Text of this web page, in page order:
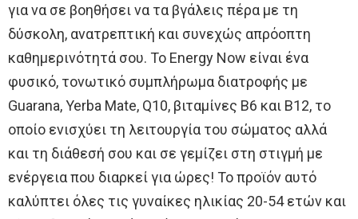
για να σε βοηθήσει να τα βγάλεις πέρα με τη
δύσκολη, ανατρεπτική και συνεχώς απρόοπτη
καθημερινότητά σου. Το Energy Now είναι ένα
φυσικό, τονωτικό συμπλήρωμα διατροφής με
Guarana, Yerba Mate, Q10, βιταμίνες Β6 και Β12, το
οποίο ενισχύει τη λειτουργία του σώματος αλλά
και τη διάθεσή σου και σε γεμίζει στη στιγμή με
ενέργεια που διαρκεί για ώρες! Το προϊόν αυτό
καλύπτει όλες τις γυναίκες ηλικίας 20-54 ετών και